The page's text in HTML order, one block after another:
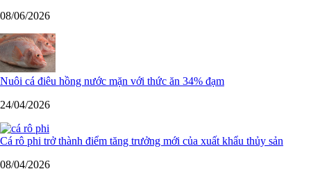
08/06/2026
Nuôi cá điêu hồng nước mặn với thức ăn 34% đạm
24/04/2026
Cá rô phi trở thành điểm tăng trưởng mới của xuất khẩu thủy sản
08/04/2026